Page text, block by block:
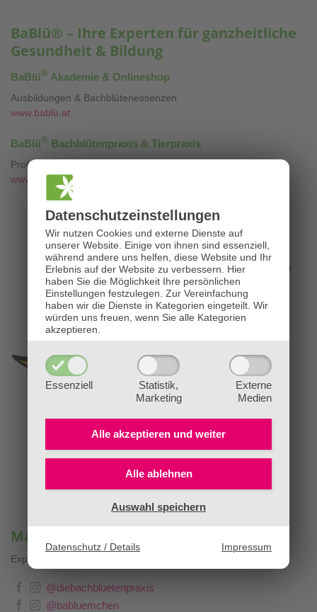
Datenschutz­einstellungen
Wir nutzen Cookies und externe Dienste auf
unserer Website. Einige von ihnen sind essenziell,
während andere uns helfen, diese Website und Ihr
Erlebnis auf der Website zu verbessern. Hier
haben Sie die Möglichkeit Ihre persönlichen
Einstellungen festzulegen. Zur Vereinfachung
haben wir die Dienste in Kategorien eingeteilt. Wir
würden uns freuen, wenn Sie alle Kategorien
akzeptieren.
Essenziell
Statistik,
Marketing
Externe
Medien
Alle akzeptieren und weiter
Alle ablehnen
Auswahl speichern
Datenschutz / Details Impressum
BaBlü® – Ihre Experten für ganzheitliche
Gesundheit & Bildung
BaBlü® Akademie & Onlineshop
Ausbildungen & Bachblütenessenzen
www.bablü.at
BaBlü® Bachblütenpraxis & Tierpraxis
Professionelle Bachblütenberatung mit
www.die-bachblütenpraxis.at
Mag. Sandra Stopar & BaBlümchen®
Expertenwissen, Blog & Liebevolles
@diebachbluetenpraxis
@babluemchen